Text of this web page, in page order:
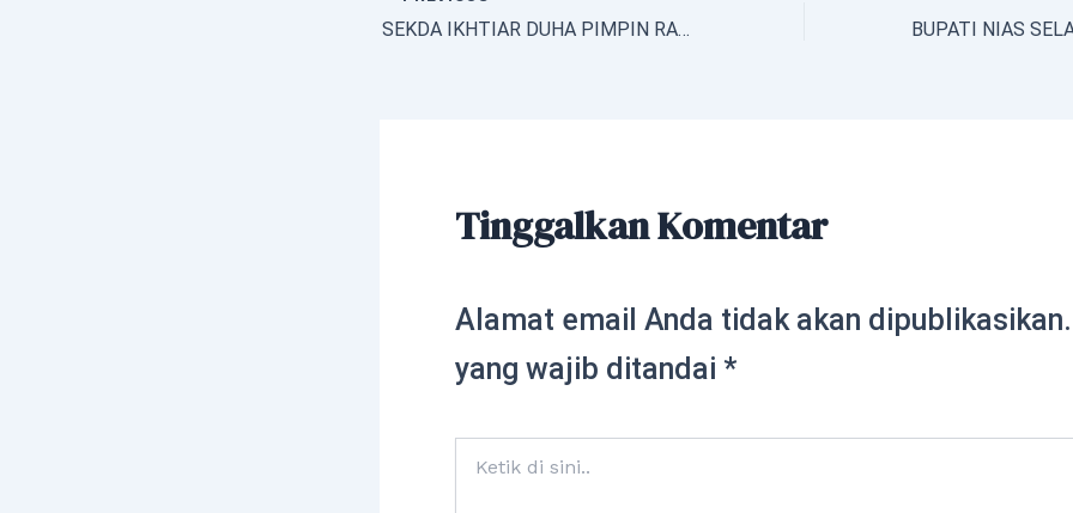
SEKDA IKHTIAR DUHA PIMPIN RAKOR RUTIN DENGAN OPD LINGKUP KABUPATEN NIAS SELATAN
Tinggalkan Komentar
Alamat email Anda tidak akan dipublikasikan.
yang wajib ditandai *